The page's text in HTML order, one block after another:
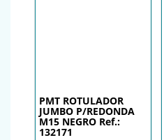
PMT ROTULADOR
JUMBO P/REDONDA
M15 NEGRO Ref.:
132171